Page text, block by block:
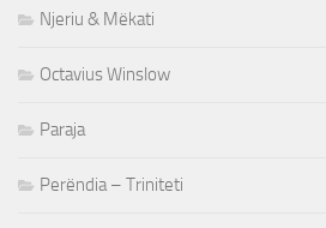
Njeriu & Mëkati
Octavius Winslow
Paraja
Perëndia – Triniteti